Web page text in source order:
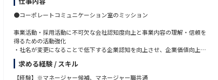
●コーポレートコミュニケーション室のミッション
事業活動・採用活動に不可欠な会社認知度向上と事業内容の理解・信頼を
得るための活動強化
・社名が変更になることで低下する企業認知を向上させ、企業価値向上に
つながるブランドコミュニケーション活動を実施。
・採用・IPOを視野にいれ、同社のPOD（Point of Difference)である「移
ごこち」デザインを中心に、業容理解を高める
求める経験 / スキル
【経験】※マネージャー候補、マネージャー職共通